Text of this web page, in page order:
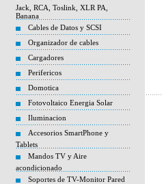
Jack, RCA, Toslink, XLR PA,
Banana
Cables de Datos y SCSI
Organizador de cables
Cargadores
Perifericos
Domotica
Fotovoltaico Energia Solar
Iluminacion
Accesorios SmartPhone y
Tablets
Mandos TV y Aire
acondicionado
Soportes de TV-Monitor Pared